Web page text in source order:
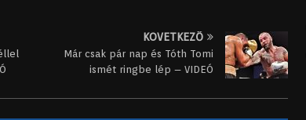
KÖVETKEZŐ
Már csak pár nap és Tóth Tomi
ismét ringbe lép – VIDEÓ